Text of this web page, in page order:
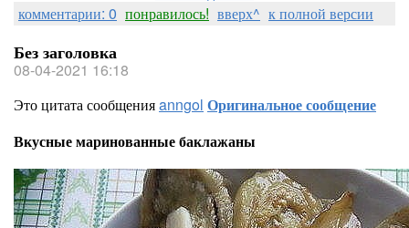
комментарии: 0 понравилось! вверх^ к полной версии
Без заголовка
08-04-2021 16:18
Это цитата сообщенияanngol Оригинальное сообщение
Вкусные маринованные баклажаны